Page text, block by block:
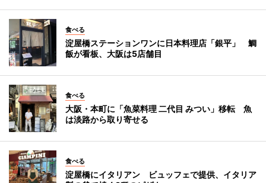
食べる
淀屋橋ステーションワンに日本料理店「銀平」 鯛
飯が看板、大阪は5店舗目
食べる
大阪・本町に「魚菜料理 二代目 みつい」移転 魚
は淡路から取り寄せる
食べる
淀屋橋にイタリアン ビュッフェで提供、イタリア